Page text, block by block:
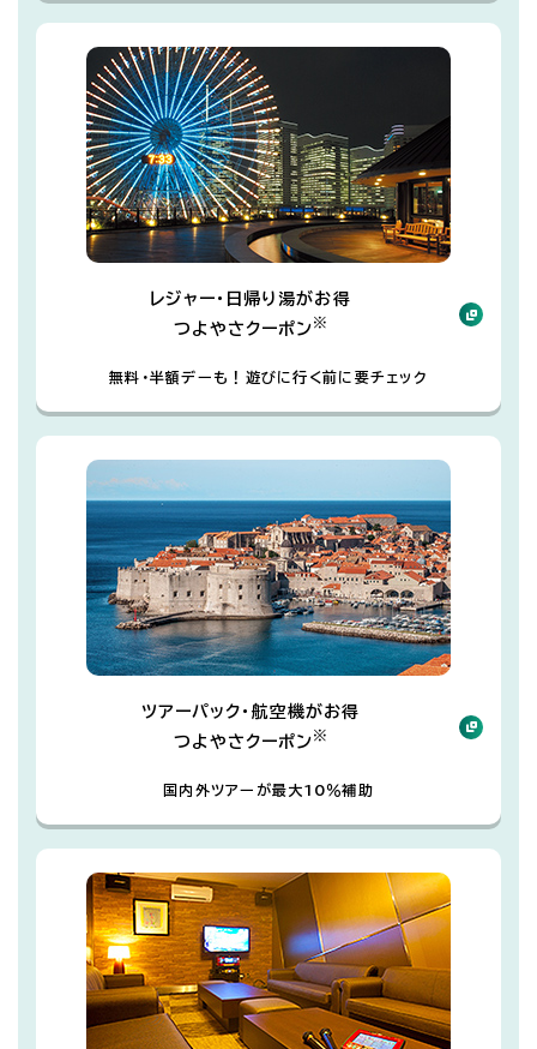
レジャー・日帰り湯がお得
つよやさクーポン※
無料・半額デーも！遊びに行く前に要チェック
ツアーパック・航空機がお得
つよやさクーポン※
国内外ツアーが最大10％補助